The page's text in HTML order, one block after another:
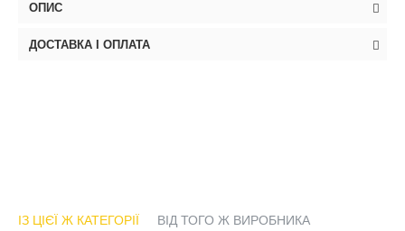
ОПИС
ДОСТАВКА І ОПЛАТА
ІЗ ЦІЄЇ Ж КАТЕГОРІЇ ВІД ТОГО Ж ВИРОБНИКА